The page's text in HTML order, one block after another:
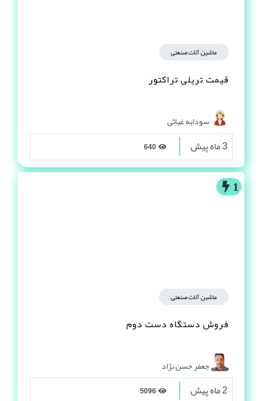
ماشین آلات صنعتی
قیمت تریلی تراکتور
سودابه غیاثی
3 ماه پیش
1
ماشین آلات صنعتی
فروش دستگاه دست دوم
جعفر حسن نژاد
2 ماه پیش